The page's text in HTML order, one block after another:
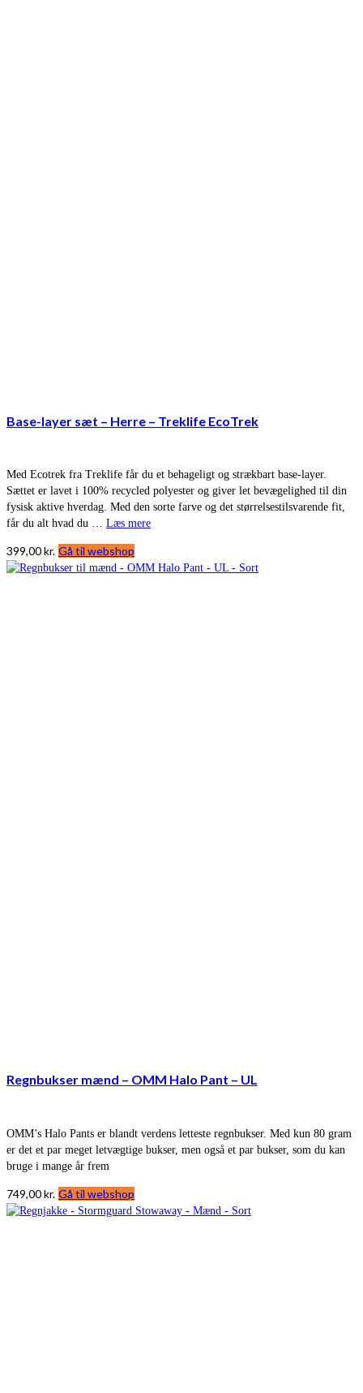
Base-layer sæt – Herre – Treklife EcoTrek
Med Ecotrek fra Treklife får du et behageligt og strækbart base-layer.
Sættet er lavet i 100% recycled polyester og giver let bevægelighed til din
fysisk aktive hverdag. Med den sorte farve og det størrelsestilsvarende fit,
får du alt hvad du … Læs mere
399,00kr. Gå til webshop
Regnbukser mænd – OMM Halo Pant – UL
OMM’s Halo Pants er blandt verdens letteste regnbukser. Med kun 80 gram
er det et par meget letvægtige bukser, men også et par bukser, som du kan
bruge i mange år frem
749,00kr. Gå til webshop